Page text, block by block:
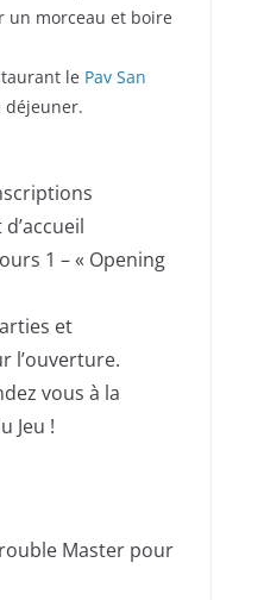
un morceau et boire
le Pav San
déjeuner.
1 – « Opening
et
l’ouverture.
vous à la
Jeu !
Master pour